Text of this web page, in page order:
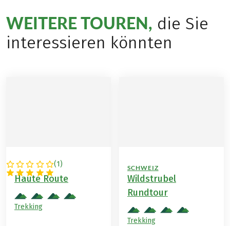
WEITERE TOUREN, die Sie
interessieren könnten
(1)
SCHWEIZ
Haute Route
Trekking
SCHWEIZ
Wildstrubel
Rundtour
Trekking